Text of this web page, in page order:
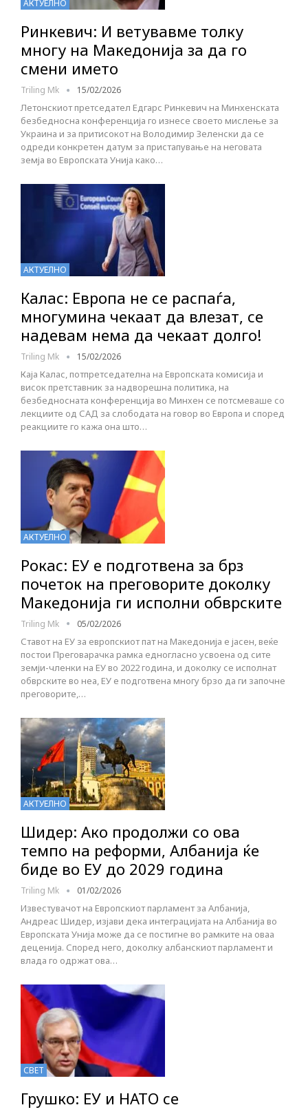
АКТУЕЛНО
Ринкевич: И ветувавме толку
многу на Македонија за да го
смени името
Triling Mk 15/02/2026
Летонскиот претседател Едгарс Ринкевич на Минхенската
безбедносна конференција го изнесе своето мислење за
Украина и за притисокот на Володимир Зеленски да се
одреди конкретен датум за пристапување на неговата
земја во Европската Унија како…
АКТУЕЛНО
Калас: Европа не се распаѓа,
многумина чекаат да влезат, се
надевам нема да чекаат долго!
Triling Mk 15/02/2026
Каја Калас, потпретседателна на Европската комисија и
висок претставник за надворешна политика, на
безбедносната конференција во Минхен се потсмеваше со
лекциите од САД за слободата на говор во Европа и според
реакциите го кажа она што…
АКТУЕЛНО
Рокас: ЕУ е подготвена за брз
почеток на преговорите доколку
Македонија ги исполни обврските
Triling Mk 05/02/2026
Ставот на ЕУ за европскиот пат на Македонија е јасен, веќе
постои Преговарачка рамка едногласно усвоена од сите
земји-членки на ЕУ во 2022 година, и доколку се исполнат
обврските во неа, ЕУ е подготвена многу брзо да ги започне
преговорите,…
АКТУЕЛНО
Шидер: Ако продолжи со ова
темпо на реформи, Албанија ќе
биде во ЕУ до 2029 година
Triling Mk 01/02/2026
Известувачот на Европскиот парламент за Албанија,
Андреас Шидер, изјави дека интеграцијата на Албанија во
Европската Унија може да се постигне во рамките на oваа
деценија. Според него, доколку албанскиот парламент и
влада го одржат ова…
СВЕТ
Грушко: ЕУ и НАТО се